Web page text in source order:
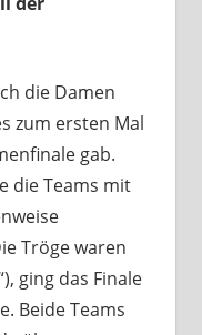
die Damen
zum ersten Mal
gab.
die Teams mit
Tröge waren
ging das Finale
Beide Teams